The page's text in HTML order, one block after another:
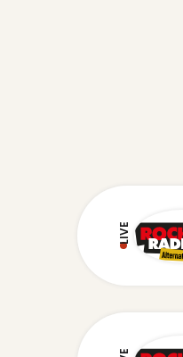
LIVE